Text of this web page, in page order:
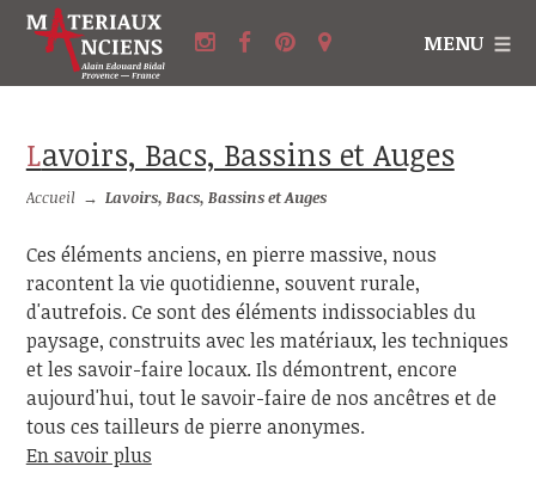
MENU
Lavoirs, Bacs, Bassins et Auges
Accueil → Lavoirs, Bacs, Bassins et Auges
Ces éléments anciens, en pierre massive, nous
racontent la vie quotidienne, souvent rurale,
d'autrefois. Ce sont des éléments indissociables du
paysage, construits avec les matériaux, les techniques
et les savoir-faire locaux. Ils démontrent, encore
aujourd'hui, tout le savoir-faire de nos ancêtres et de
tous ces tailleurs de pierre anonymes.
En savoir plus